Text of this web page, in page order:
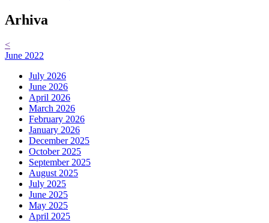
Arhiva
<
June 2022
July 2026
June 2026
April 2026
March 2026
February 2026
January 2026
December 2025
October 2025
September 2025
August 2025
July 2025
June 2025
May 2025
April 2025